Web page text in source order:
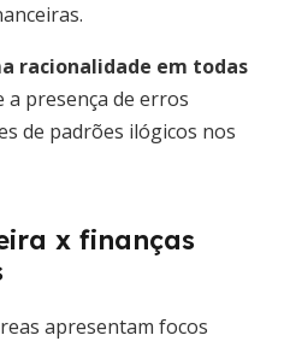
racionalidade em todas
a presença de erros
de padrões ilógicos nos
x finanças
apresentam focos